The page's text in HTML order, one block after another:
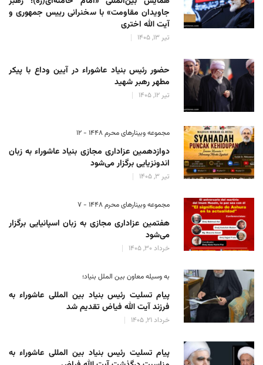
جاویدان مقاومت» با سخنرانی رییس جمهوری و
آیت الله اختری
تیر 13, 1405
حضور رئیس‌ بنیاد عاشوراء در آیین وداع با پیکر
مطهر رهبر شهید
تیر 12, 1405
مجموعه وبینارهای محرم 1448 - 12
دوازدهمین عزاداری مجازی بنیاد عاشوراء به زبان
اندونزیایی برگزار می‌شود
تیر 3, 1405
مجموعه وبینارهای محرم 1448 - 7
هفتمین عزاداری مجازی به زبان اسپانیایی برگزار
می‌شود
خرداد 30, 1405
به وسیله معاون بین الملل بنیاد؛
پیام تسلیت رئیس بنیاد بین المللی عاشوراء به
فرزند آیت الله فیاض تقدیم شد
خرداد 21, 1405
پیام تسلیت رئیس بنیاد بین المللی عاشوراء به